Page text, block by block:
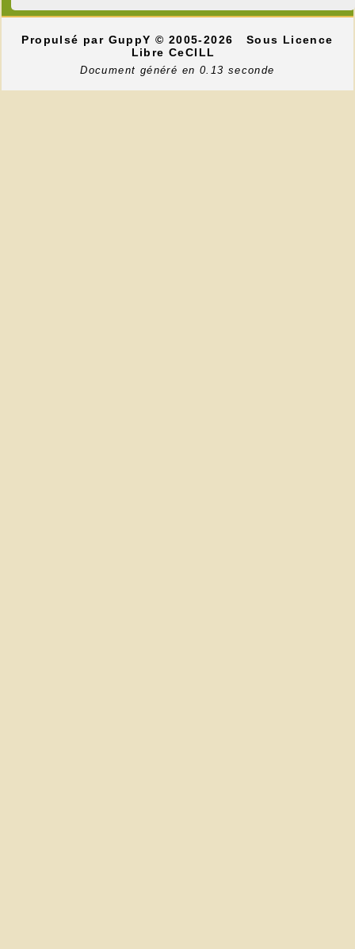
Propulsé par GuppY© 2005-2026
Sous Licence
Libre CeCILL
Document généré en 0.13 seconde